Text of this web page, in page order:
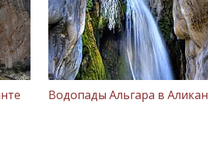
Водопады Альгара в